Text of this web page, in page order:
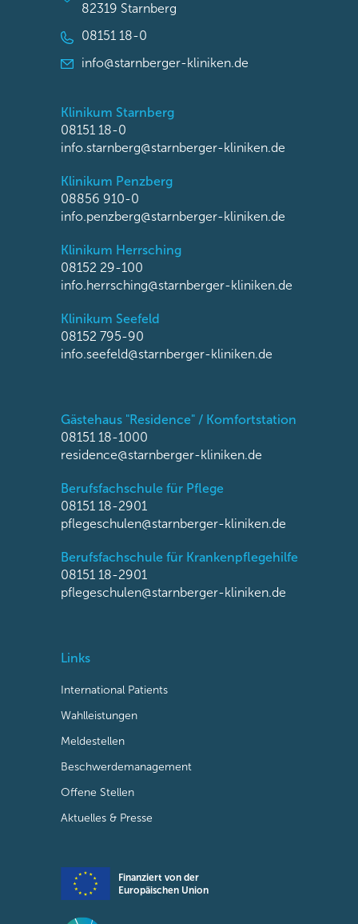
82319 Starnberg
08151 18-0
info@starnberger-kliniken.de
Klinikum Starnberg
08151 18-0
info.starnberg@starnberger-kliniken.de
Klinikum Penzberg
08856 910-0
info.penzberg@starnberger-kliniken.de
Klinikum Herrsching
08152 29-100
info.herrsching@starnberger-kliniken.de
Klinikum Seefeld
08152 795-90
info.seefeld@starnberger-kliniken.de
Gästehaus "Residence" / Komfortstation
08151 18-1000
residence@starnberger-kliniken.de
Berufsfachschule für Pflege
08151 18-2901
pflegeschulen@starnberger-kliniken.de
Berufsfachschule für Krankenpflegehilfe
08151 18-2901
pflegeschulen@starnberger-kliniken.de
Links
International Patients
Wahlleistungen
Meldestellen
Beschwerdemanagement
Offene Stellen
Aktuelles & Presse
Finanziert von der
Europäischen Union